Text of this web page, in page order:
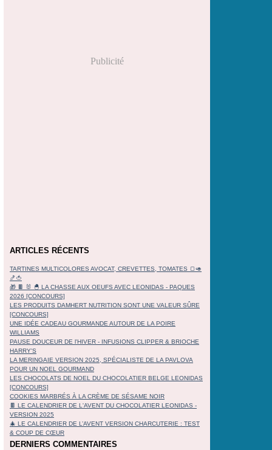
Publicité
ARTICLES RÉCENTS
TARTINES MULTICOLORES AVOCAT, CREVETTES, TOMATES 🍞🥑
🍤🍅
🎁 🍫 🐰 🐣 LA CHASSE AUX OEUFS AVEC LEONIDAS - PAQUES
2026 [CONCOURS]
LES PRODUITS DAMHERT NUTRITION SONT UNE VALEUR SÛRE
[CONCOURS]
UNE IDÉE CADEAU GOURMANDE AUTOUR DE LA POIRE
WILLIAMS
PAUSE DOUCEUR DE l'HIVER - INFUSIONS CLIPPER & BRIOCHE
HARRY'S
LA MERINGAIE VERSION 2025, SPÉCIALISTE DE LA PAVLOVA
POUR UN NOEL GOURMAND
LES CHOCOLATS DE NOEL DU CHOCOLATIER BELGE LEONIDAS
[CONCOURS]
COOKIES MARBRÉS À LA CRÈME DE SÉSAME NOIR
🍫 LE CALENDRIER DE L'AVENT DU CHOCOLATIER LEONIDAS -
VERSION 2025
🎄 LE CALENDRIER DE L’AVENT VERSION CHARCUTERIE : TEST
& COUP DE CŒUR
DERNIERS COMMENTAIRES